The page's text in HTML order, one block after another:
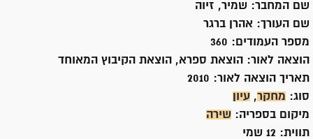
שם המחבר: שמיר, זיוה
שם העורך: אהרן ברגר
מספר העמודים: 360
הוצאה לאור:
הוצאת ספרא, הוצאת הקיבוץ המאוחד
תאריך הוצאה לאור:
סוג: מחקר, עיון
מיקום בספריה: שירה
תווית: 12 שמי